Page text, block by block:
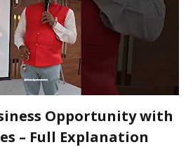
Opportunity with
– Full Explanation